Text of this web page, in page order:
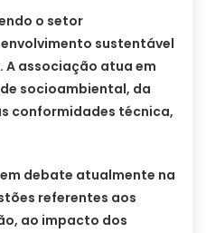
o setor
sustentável
A associação atua em
socioambiental, da
conformidades técnica,
debate atualmente na
referentes aos
ao impacto dos